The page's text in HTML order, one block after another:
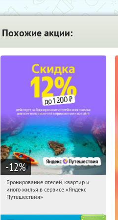
Похожие акции:
-12%
09:12:13
Получи первым!
Россия
Бронирование отелей, квартир и
иного жилья в сервисе «Яндекс
Путешествия»